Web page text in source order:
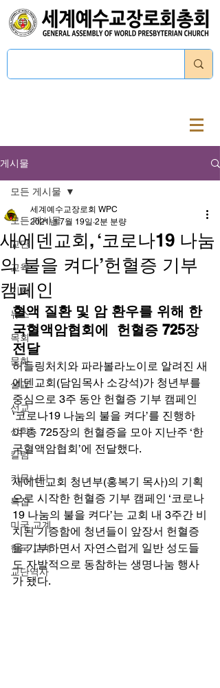
게시물
모든 게시물
교단
교육
기획
뉴스
목회
문화
설교
선교
신학
칼럼
커뮤니티
특집
미국 교계
한국 교계
교단역사
모든 게시물
새에덴교회, ‘코로나19 나눔
의 불을 켜다’헌혈증 기부
캠페인
세계예수교장로회 WPC
2021년 7월 19일 2분 분량
혈액 질환 및 암 환우를 위해 한
국혈액암협회에  헌혈증 725장
전달
허들링처치와 파라볼라노이로 알려진 새
에덴교회(담임목사 소강석)가 청년부를
중심으로 3주 동안 헌혈증 기부 캠페인
‘코로나19 나눔의 불을 켜다’를 진행하
여 총 725장의 헌혈증을 모아 지난주 ‘한
국혈액암협회’에 전달했다.
새에덴교회 청년부(홍복기 목사)의 기획
으로 시작한 헌혈증 기부 캠페인 ‘코로나
19 나눔의 불을 켜다’는 교회 내 3주간 비
치된 기증함에 청년들이 앞장서 헌혈증
을 기부하면서 자연스럽게 일반 성도들
도 자발적으로 동참하는 생명나눔 행사
가 됐다.